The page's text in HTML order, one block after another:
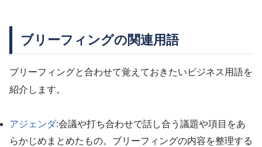
ブリーフィングの関連用語
ブリーフィングと合わせて覚えておきたいビジネス用語を
紹介します。
アジェンダ:会議や打ち合わせで話し合う議題や項目をあ
らかじめまとめたもの。ブリーフィングの内容を整理する